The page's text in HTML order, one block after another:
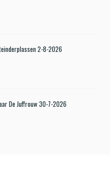
2-8-2026
De Juffrouw 30-7-2026